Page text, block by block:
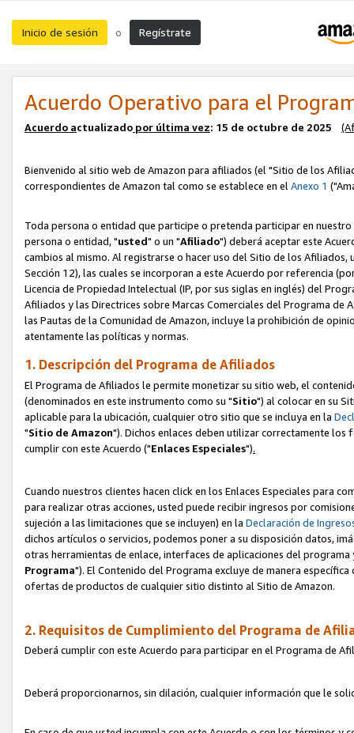
Inicio de sesión o Regístrate
Acuerdo Operativo para el
Acuerdo actualizado por última vez: 15 de octubre de 2025
Bienvenido al sitio web de Amazon para afiliados (el "Sitio de los
correspondientes de Amazon tal como se establece en elAnexo 1
Toda persona o entidad que participe o pretenda participar en
persona o entidad, "usted" o un "Afiliado") deberá aceptar este
cambios al mismo. Al registrarse o hacer uso del Sitio de los
Sección 12), las cuales se incorporan a este Acuerdo por referencia
Licencia de Propiedad Intelectual (IP, por sus siglas en inglés) del
Afiliados y las Directrices sobre Marcas Comerciales del Programa
las Pautas de la Comunidad de Amazon, incluye la prohibición de
atentamente las políticas y normas.
1. Descripción del Programa de Afiliados
El Programa de Afiliados le permite monetizar su sitio web, el
(denominados en este instrumento como su "Sitio") al colocar en su
aplicable para la ubicación, cualquier otro sitio que se incluya en la
"Sitio de Amazon"). Dichos enlaces deben utilizar correctamente los
cumplir con este Acuerdo ("Enlaces Especiales").
Cuando nuestros clientes hacen click en los Enlaces Especiales para
para realizar otras acciones, usted puede recibir ingresos por
sujeción a las limitaciones que se incluyen) en la Declaración de
dichos artículos o servicios, podemos poner a su disposición datos,
otras herramientas de enlace, interfaces de aplicaciones del
Programa"). El Contenido del Programa excluye de manera
ofertas de productos de cualquier sitio distinto al Sitio de Amazon.
2. Requisitos de Cumplimiento del Programa de
Deberá cumplir con este Acuerdo para participar en el Programa de
Deberá proporcionarnos, sin dilación, cualquier información que le